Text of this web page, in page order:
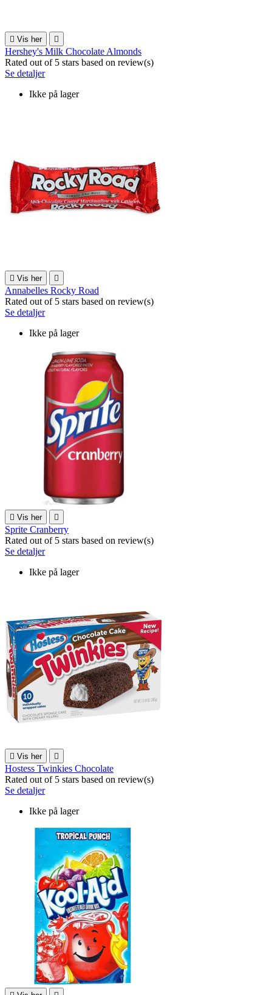
 Vis her 
Hershey's Milk Chocolate Almonds
Rated out of 5 stars based on review(s)
Se detaljer
Ikke på lager
 Vis her 
Annabelles Rocky Road
Rated out of 5 stars based on review(s)
Se detaljer
Ikke på lager
 Vis her 
Sprite Cranberry
Rated out of 5 stars based on review(s)
Se detaljer
Ikke på lager
 Vis her 
Hostess Twinkies Chocolate
Rated out of 5 stars based on review(s)
Se detaljer
Ikke på lager